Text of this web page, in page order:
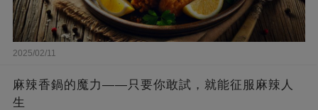
2025/02/11
麻辣香鍋的魔力——只要你敢試，就能征服麻辣人
生